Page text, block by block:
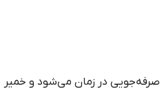
صرفه‌جویی در زمان می‌شود و خمیر